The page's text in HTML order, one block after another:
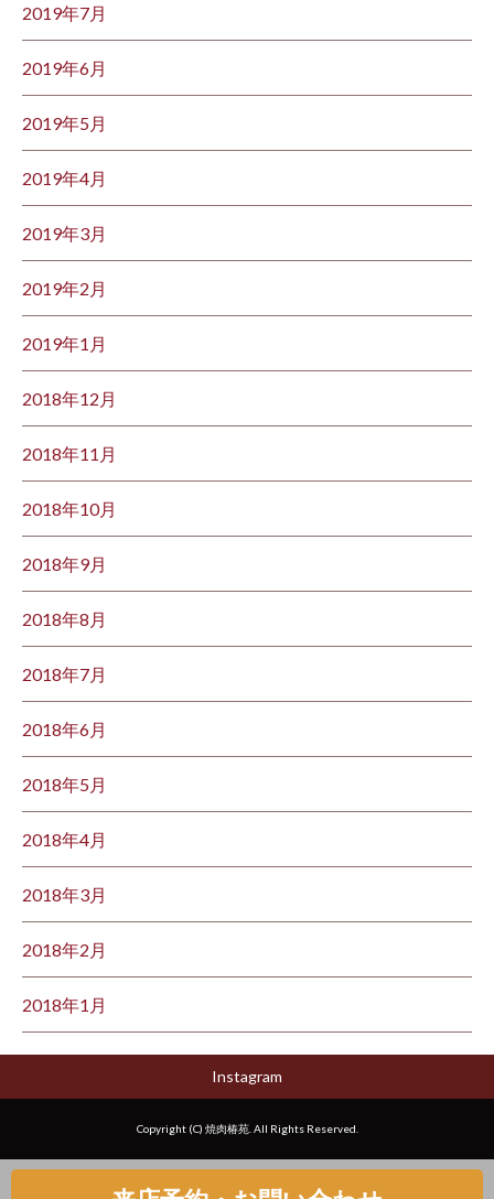
2019年7月
2019年6月
2019年5月
2019年4月
2019年3月
2019年2月
2019年1月
2018年12月
2018年11月
2018年10月
2018年9月
2018年8月
2018年7月
2018年6月
2018年5月
2018年4月
2018年3月
2018年2月
2018年1月
Instagram
Copyright (C) 焼肉椿苑. All Rights Reserved.